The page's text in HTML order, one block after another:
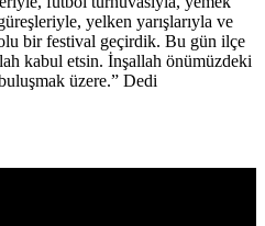
yelken yarışlarıyla ve
bir festival geçirdik. Bu gün ilçe
kabul etsin. İnşallah önümüzdeki
üzere.” Dedi